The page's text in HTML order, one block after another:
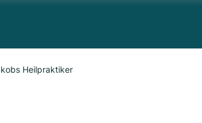
Heilpraktiker